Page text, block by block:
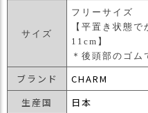
サイズ
フリーサイズ
【平置き状態
11cm】
＊後頭部のゴム
ブランド
CHARM
生産国
日本